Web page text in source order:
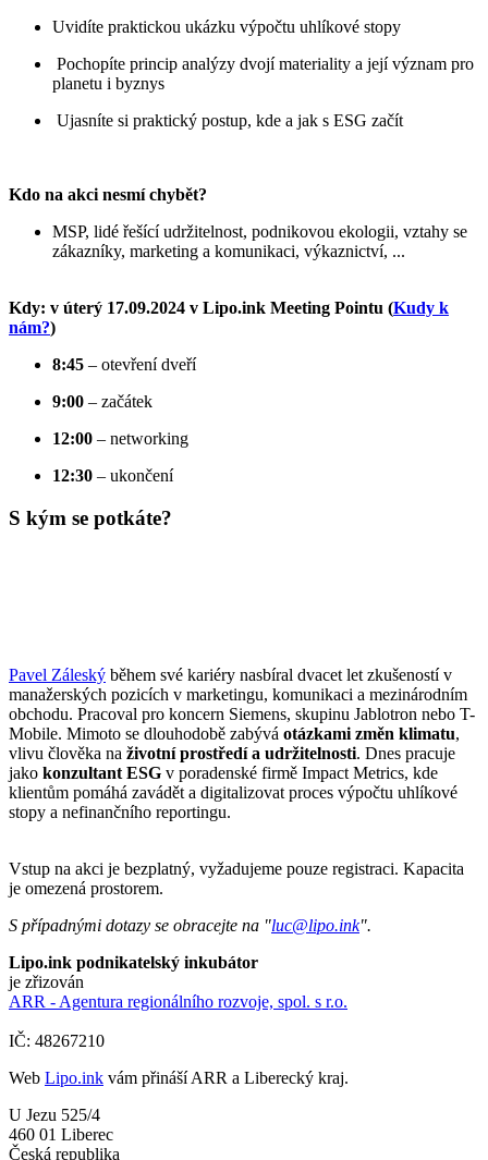
Uvidíte praktickou ukázku výpočtu uhlíkové stopy
Pochopíte princip analýzy dvojí materiality a její význam pro
planetu i byznys
Ujasníte si praktický postup, kde a jak s ESG začít
Kdo na akci nesmí chybět?
MSP, lidé řešící udržitelnost, podnikovou ekologii, vztahy se
zákazníky, marketing a komunikaci, výkaznictví, ...
Kdy: v úterý 17.09.2024 v Lipo.ink Meeting Pointu (Kudy k
nám?)
8:45 – otevření dveří
9:00 – začátek
12:00 – networking
12:30 – ukončení
S kým se potkáte?
Pavel Záleský během své kariéry nasbíral dvacet let zkušeností v
manažerských pozicích v marketingu, komunikaci a mezinárodním
obchodu. Pracoval pro koncern Siemens, skupinu Jablotron nebo T-
Mobile. Mimoto se dlouhodobě zabývá otázkami změn klimatu,
vlivu člověka na životní prostředí a udržitelnosti. Dnes pracuje
jako konzultant ESG v poradenské firmě Impact Metrics, kde
klientům pomáhá zavádět a digitalizovat proces výpočtu uhlíkové
stopy a nefinančního reportingu.
Vstup na akci je bezplatný, vyžadujeme pouze registraci. Kapacita
je omezená prostorem.
S případnými dotazy se obracejte na "luc@lipo.ink".
Lipo.ink podnikatelský inkubátor
je zřizován
ARR - Agentura regionálního rozvoje, spol. s r.o.
IČ: 48267210
Web Lipo.ink vám přináší ARR a Liberecký kraj.
U Jezu 525/4
460 01 Liberec
Česká republika